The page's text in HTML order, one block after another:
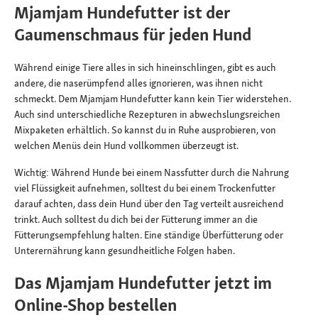
Mjamjam Hundefutter ist der
Gaumenschmaus für jeden Hund
Während einige Tiere alles in sich hineinschlingen, gibt es auch
andere, die naserümpfend alles ignorieren, was ihnen nicht
schmeckt. Dem Mjamjam Hundefutter kann kein Tier widerstehen.
Auch sind unterschiedliche Rezepturen in abwechslungsreichen
Mixpaketen erhältlich. So kannst du in Ruhe ausprobieren, von
welchen Menüs dein Hund vollkommen überzeugt ist.
Wichtig: Während Hunde bei einem Nassfutter durch die Nahrung
viel Flüssigkeit aufnehmen, solltest du bei einem Trockenfutter
darauf achten, dass dein Hund über den Tag verteilt ausreichend
trinkt. Auch solltest du dich bei der Fütterung immer an die
Fütterungsempfehlung halten. Eine ständige Überfütterung oder
Unterernährung kann gesundheitliche Folgen haben.
Das Mjamjam Hundefutter jetzt im
Online-Shop bestellen